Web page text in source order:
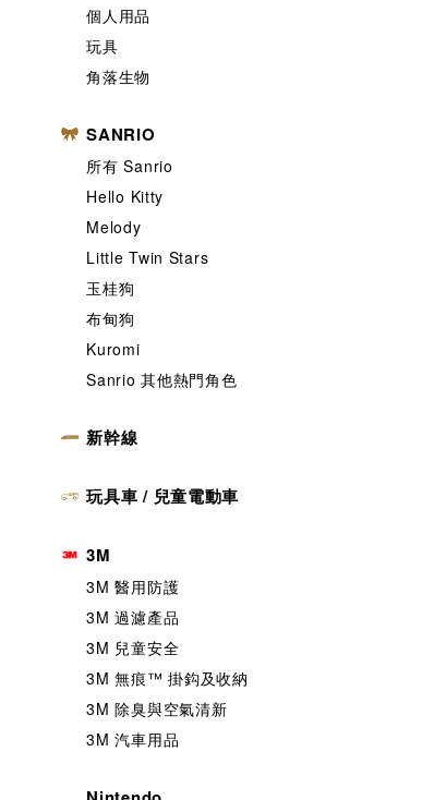
個人用品
玩具
角落生物
SANRIO
所有 Sanrio
Hello Kitty
Melody
Little Twin Stars
玉桂狗
布甸狗
Kuromi
Sanrio 其他熱門角色
新幹線
玩具車 / 兒童電動車
3M
3M 醫用防護
3M 過濾產品
3M 兒童安全
3M 無痕™️ 掛鈎及收納
3M 除臭與空氣清新
3M 汽車用品